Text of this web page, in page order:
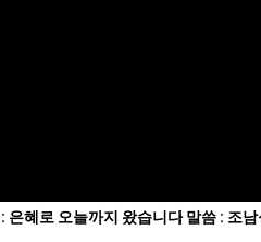
혜로 오늘까지 왔습니다 말씀 : 조남